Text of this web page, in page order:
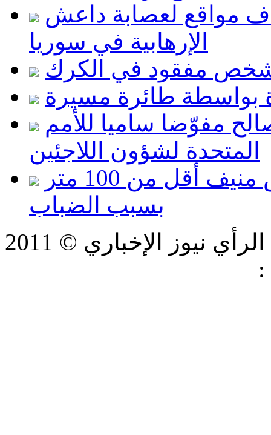
مواقع لعصابة داعش
الإرهابية في سوريا
شخص مفقود في الكرك
بواسطة طائرة مسيرة
مفوّضا ساميا للأمم
المتحدة لشؤون اللاجئين
الأرصاد: مدى الرؤية في رأس منيف أقل من 100 متر
بسبب الضباب
نيوز الإخباري © 2011
: